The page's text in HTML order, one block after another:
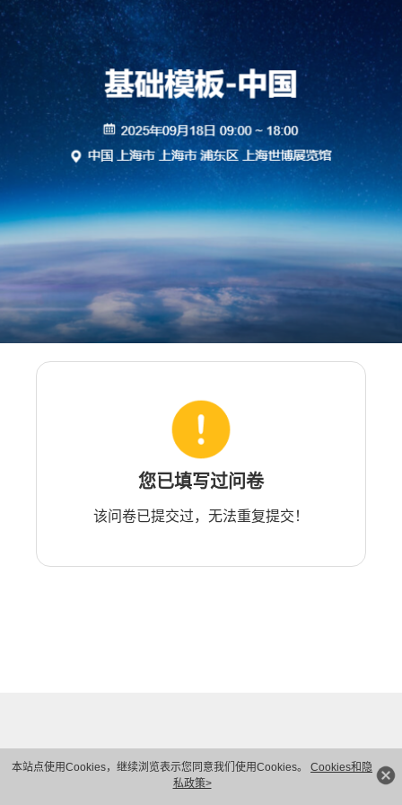
本站点使用Cookies，继续浏览表示您同意我们使用Cookies。 Cookies和隐
私政策>
您已填写过问卷
该问卷已提交过，无法重复提交！